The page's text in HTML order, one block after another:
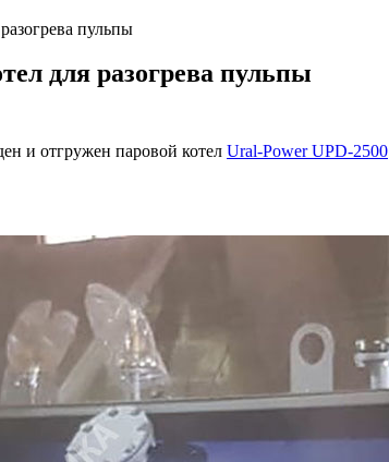
пульпы
для разогрева пульпы
и отгружен паровой котел Ural-Power UPD-2500